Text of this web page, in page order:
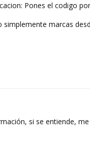
Pones el codigo
simplemente marcas
si se entiende,